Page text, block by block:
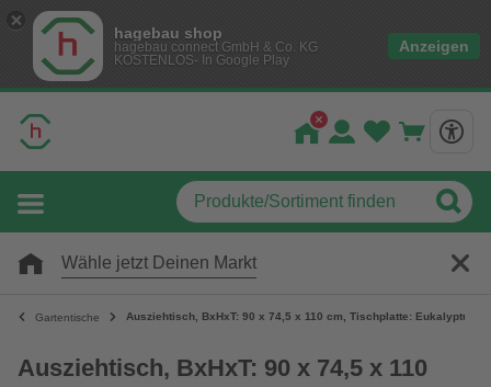
hagebau shop
hagebau connect GmbH & Co. KG
KOSTENLOS- In Google Play
Anzeigen
Wähle jetzt Deinen Markt
Gartentische Ausziehtisch, BxHxT: 90 x 74,5 x 110 cm, Tischplatte:
Ausziehtisch, BxHxT: 90 x 74,5 x 110